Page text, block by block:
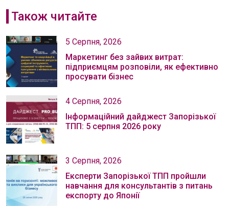
Також читайте
5 Серпня, 2026
Маркетинг без зайвих витрат:
підприємцям розповіли, як ефективно
просувати бізнес
4 Серпня, 2026
Інформаційний дайджест Запорізької
ТПП: 5 серпня 2026 року
3 Серпня, 2026
Експерти Запорізької ТПП пройшли
навчання для консультантів з питань
експорту до Японії